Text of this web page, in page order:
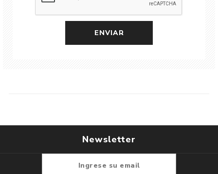
Newsletter